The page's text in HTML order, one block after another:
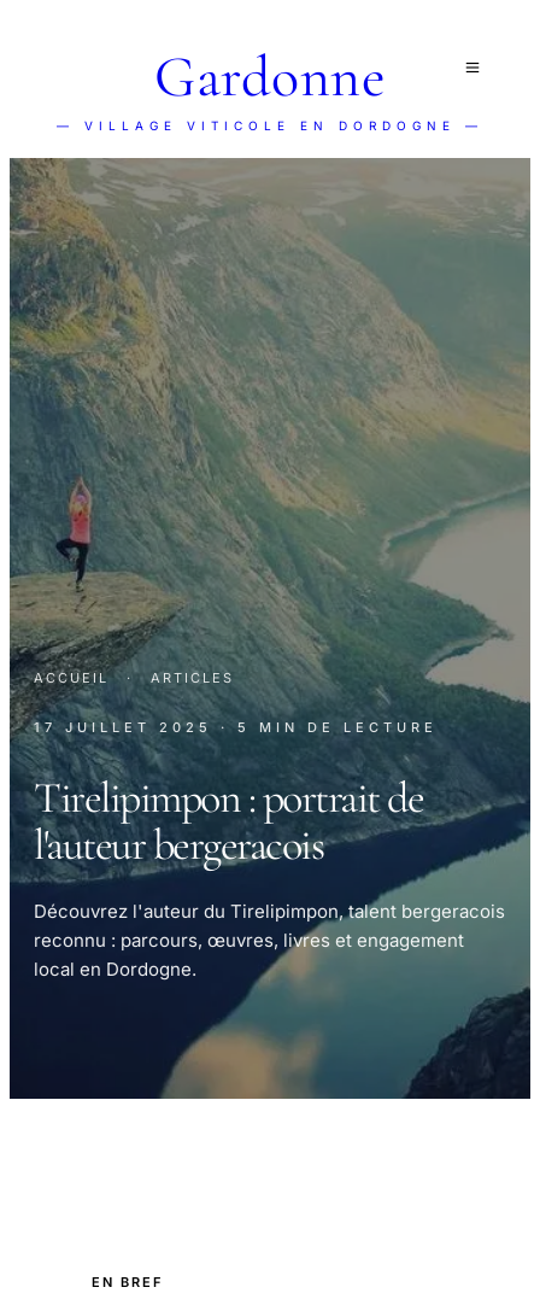
Gardonne
— VILLAGE VITICOLE EN DORDOGNE —
ACCUEIL · ARTICLES
17 JUILLET 2025 · 5 MIN DE LECTURE
Tirelipimpon : portrait de
l'auteur bergeracois
Découvrez l'auteur du Tirelipimpon, talent bergeracois
reconnu : parcours, œuvres, livres et engagement
local en Dordogne.
EN BREF